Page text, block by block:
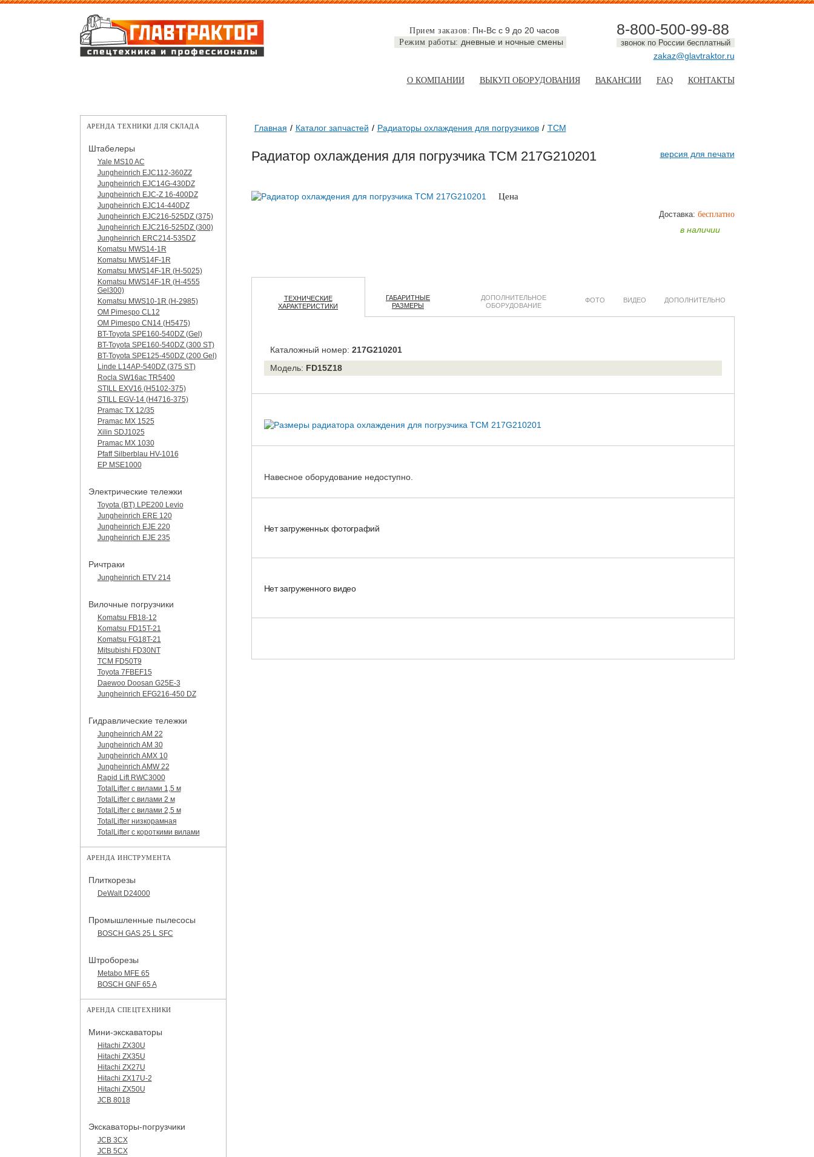
Прием заказов: Пн-Вс с 9 до 20 часов
Режим работы: дневные и ночные смены
8-800-500-99-88
звонок по России бесплатный
zakaz@glavtraktor.ru
О КОМПАНИИ ВЫКУП ОБОРУДОВАНИЯ ВАКАНСИИ FAQ КОНТАКТЫ
Главная Каталог запчастей Радиаторы охлаждения для погрузчиков TCM
версия для печати
Радиатор охлаждения для погрузчика TCM 217G210201
Цена
Доставка: бесплатно
в наличии
ТЕХНИЧЕСКИЕ
ХАРАКТЕРИСТИКИ
ГАБАРИТНЫЕ
РАЗМЕРЫ
ДОПОЛНИТЕЛЬНОЕ
ОБОРУДОВАНИЕ
ФОТО ВИДЕО ДОПОЛНИТЕЛЬНО
Каталожный номер: 217G210201
Модель: FD15Z18
Навесное оборудование недоступно.
Нет загруженных фотографий
Нет загруженного видео
АРЕНДА ТЕХНИКИ ДЛЯ СКЛАДА
Штабелеры
Yale MS10 AC
Jungheinrich EJC112-360ZZ
Jungheinrich EJC14G-430DZ
Jungheinrich EJC-Z 16-400DZ
Jungheinrich EJC14-440DZ
Jungheinrich EJC216-525DZ (375)
Jungheinrich EJC216-525DZ (300)
Jungheinrich ERC214-535DZ
Komatsu MWS14-1R
Komatsu MWS14F-1R
Komatsu MWS14F-1R (H-5025)
Komatsu MWS14F-1R (H-4555
Gel300)
Komatsu MWS10-1R (Н-2985)
OM Pimespo CL12
OM Pimespo CN14 (Н5475)
BT-Toyota SPE160-540DZ (Gel)
BT-Toyota SPE160-540DZ (300 ST)
BT-Toyota SPE125-450DZ (200 Gel)
Linde L14AP-540DZ (375 ST)
Rocla SW16ac TR5400
STILL EXV16 (H5102-375)
STILL EGV-14 (H4716-375)
Pramac TX 12/35
Pramac MX 1525
Xilin SDJ1025
Pramac MX 1030
Pfaff Silberblau HV-1016
EP MSE1000
Электрические тележки
Toyota (BT) LPE200 Levio
Jungheinrich ERE 120
Jungheinrich EJE 220
Jungheinrich EJE 235
Ричтраки
Jungheinrich ETV 214
Вилочные погрузчики
Komatsu FB18-12
Komatsu FD15T-21
Komatsu FG18T-21
Mitsubishi FD30NT
TCM FD50T9
Toyota 7FBEF15
Daewoo Doosan G25E-3
Jungheinrich EFG216-450 DZ
Гидравлические тележки
Jungheinrich AM 22
Jungheinrich AM 30
Jungheinrich AMX 10
Jungheinrich AMW 22
Rapid Lift RWC3000
TotalLifter с вилами 1,5 м
TotalLifter с вилами 2 м
TotalLifter с вилами 2,5 м
TotalLifter низкорамная
TotalLifter с короткими вилами
АРЕНДА ИНСТРУМЕНТА
Плиткорезы
DeWalt D24000
Промышленные пылесосы
BOSCH GAS 25 L SFC
Штроборезы
Metabo MFE 65
BOSCH GNF 65 A
АРЕНДА СПЕЦТЕХНИКИ
Мини-экскаваторы
Hitachi ZX30U
Hitachi ZX35U
Hitachi ZX27U
Hitachi ZX17U-2
Hitachi ZX50U
JCB 8018
Экскаваторы-погрузчики
JCB 3CX
JCB 5CX